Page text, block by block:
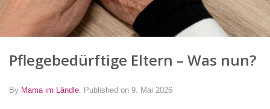
Pflegebedürftige Eltern – Was nun?
By Mama im Ländle Published on 9. Mai 2026